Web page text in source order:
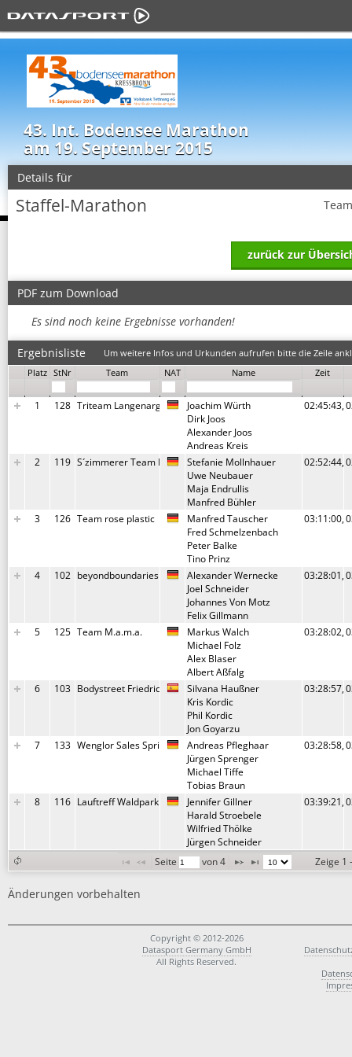
43. Int. Bodensee Marathon
am 19. September 2015
Details für
Staffel-Marathon
zurück zur
PDF zum Download
Es sind noch keine Ergebnisse vorhanden!
Ergebnisliste
Um weitere Infos und Urkunden aufrufen bitte die Zeile
Platz StNr Team NAT Name Zeit
1 128 Triteam Langenargen
Joachim Würth
Dirk Joos
Alexander Joos
Andreas Kreis
02:45:43,4
2 119 S´zimmerer Team ProformanceStefanie Mollnhauer
Uwe Neubauer
Maja Endrullis
Manfred Bühler
02:52:44,7
3 126 Team rose plastic
Manfred Tauscher
Fred Schmelzenbach
Peter Balke
Tino Prinz
03:11:00,3
4 102 beyondboundaries
Alexander Wernecke
Joel Schneider
Johannes Von Motz
Felix Gillmann
03:28:01,5
5 125 Team M.a.m.a.
Markus Walch
Michael Folz
Alex Blaser
Albert Aßfalg
03:28:02,1
6 103 Bodystreet FriedrichshafenSilvana Haußner
Kris Kordic
Phil Kordic
Jon Goyarzu
03:28:57,9
7 133 Wenglor Sales Sprinter
Andreas Pfleghaar
Jürgen Sprenger
Michael Tiffe
Tobias Braun
03:28:58,2
8 116 Lauftreff Waldpark
Jennifer Gillner
Harald Stroebele
Wilfried Thölke
Jürgen Schneider
03:39:21,8
die Gestiefelten MuskelkaterMelanie Geiselhart
Christian Walter
03:41:41,6
Thomas Vetterl
Rolf Haag
Florian Schneider
Seite von 4 Zeige 1
Änderungen vorbehalten
Copyright © 2012-2026
Datasport Germany GmbH
All Rights Reserved.